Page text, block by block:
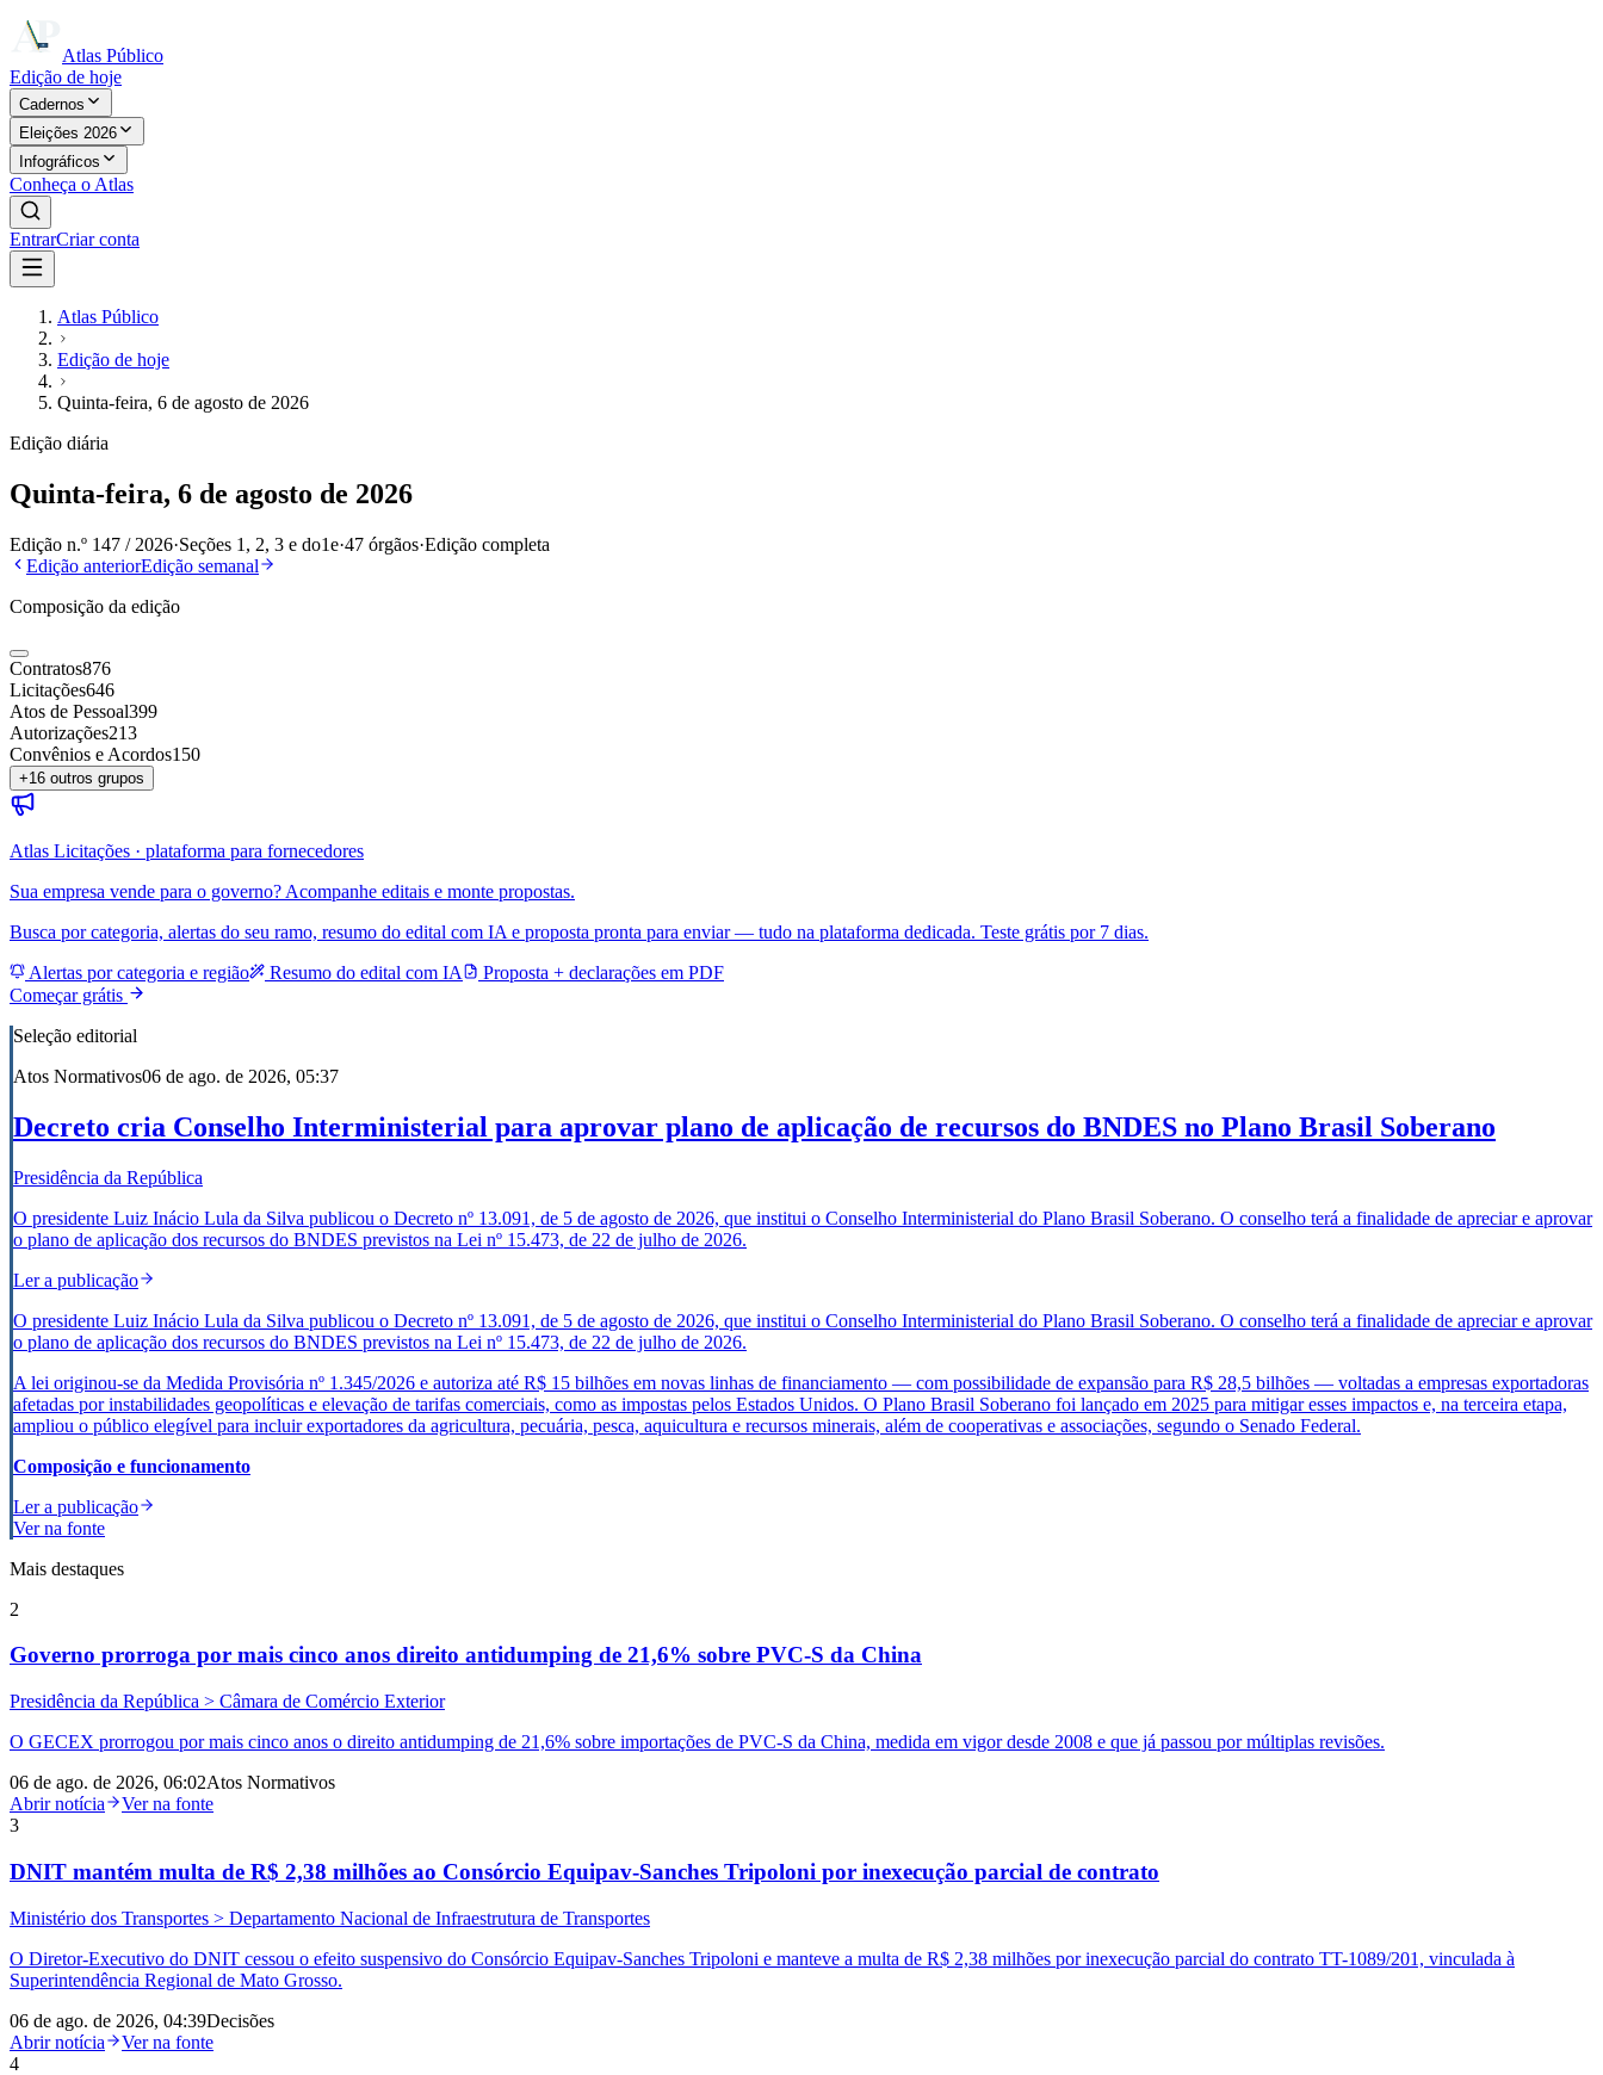
Atlas Público
Edição de hoje
Cadernos
Eleições 2026
Infográficos
Conheça o Atlas
EntrarCriar conta
Atlas Público
Edição de hoje
Quinta-feira, 6 de agosto de 2026
Edição diária
Quinta-feira, 6 de agosto de 2026
Edição n.º 147 / 2026·Seções 1, 2, 3 e do1e·47 órgãos·Edição completa
Edição anteriorEdição semanal
Composição da edição
Contratos876
Licitações646
Atos de Pessoal399
Autorizações213
Convênios e Acordos150
+16 outros grupos
Atlas Licitações · plataforma para fornecedores
Sua empresa vende para o governo? Acompanhe editais e monte propostas.
Busca por categoria, alertas do seu ramo, resumo do edital com IA e proposta pronta para enviar — tudo na plataforma dedicada. Teste grátis por 7 dias.
Alertas por categoria e região
Resumo do edital com IA
Proposta + declarações em PDF
Começar grátis
Seleção editorial
Atos Normativos06 de ago. de 2026, 05:37
Decreto cria Conselho Interministerial para aprovar plano de aplicação de recursos do BNDES no Plano Brasil Soberano
Presidência da República
O presidente Luiz Inácio Lula da Silva publicou o Decreto nº 13.091, de 5 de agosto de 2026, que institui o Conselho Interministerial do Plano Brasil Soberano. O conselho terá a finalidade de apreciar e aprovar
o plano de aplicação dos recursos do BNDES previstos na Lei nº 15.473, de 22 de julho de 2026.
Ler a publicação
O presidente Luiz Inácio Lula da Silva publicou o Decreto nº 13.091, de 5 de agosto de 2026, que institui o Conselho Interministerial do Plano Brasil Soberano. O conselho terá a finalidade de apreciar e aprovar
o plano de aplicação dos recursos do BNDES previstos na Lei nº 15.473, de 22 de julho de 2026.
A lei originou-se da Medida Provisória nº 1.345/2026 e autoriza até R$ 15 bilhões em novas linhas de financiamento — com possibilidade de expansão para R$ 28,5 bilhões — voltadas a empresas exportadoras
afetadas por instabilidades geopolíticas e elevação de tarifas comerciais, como as impostas pelos Estados Unidos. O Plano Brasil Soberano foi lançado em 2025 para mitigar esses impactos e, na terceira etapa,
ampliou o público elegível para incluir exportadores da agricultura, pecuária, pesca, aquicultura e recursos minerais, além de cooperativas e associações, segundo o Senado Federal.
Composição e funcionamento
Ler a publicação
Ver na fonte
Mais destaques
2
Governo prorroga por mais cinco anos direito antidumping de 21,6% sobre PVC-S da China
Presidência da República > Câmara de Comércio Exterior
O GECEX prorrogou por mais cinco anos o direito antidumping de 21,6% sobre importações de PVC-S da China, medida em vigor desde 2008 e que já passou por múltiplas revisões.
06 de ago. de 2026, 06:02Atos Normativos
Abrir notícia
Ver na fonte
3
DNIT mantém multa de R$ 2,38 milhões ao Consórcio Equipav-Sanches Tripoloni por inexecução parcial de contrato
Ministério dos Transportes > Departamento Nacional de Infraestrutura de Transportes
O Diretor-Executivo do DNIT cessou o efeito suspensivo do Consórcio Equipav-Sanches Tripoloni e manteve a multa de R$ 2,38 milhões por inexecução parcial do contrato TT-1089/201, vinculada à
Superintendência Regional de Mato Grosso.
06 de ago. de 2026, 04:39Decisões
Abrir notícia
Ver na fonte
4